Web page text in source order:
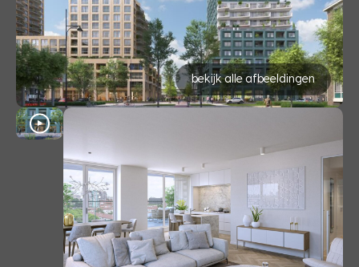
bekijk alle afbeeldingen